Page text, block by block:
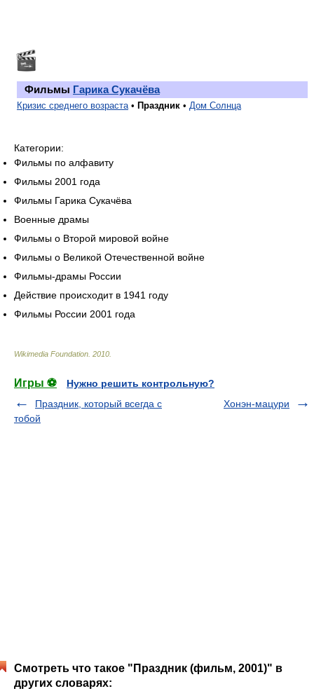
Фильмы Гарика Сукачёва
Кризис среднего возраста• Праздник • Дом Солнца
Категории:
Фильмы по алфавиту
Фильмы 2001 года
Фильмы Гарика Сукачёва
Военные драмы
Фильмы о Второй мировой войне
Фильмы о Великой Отечественной войне
Фильмы-драмы России
Действие происходит в 1941 году
Фильмы России 2001 года
Wikimedia Foundation 2010
Игры ⚽
Нужно решить контрольную?
Праздник, который всегда с
тобой
Хонэн-мацури
Смотреть что такое "Праздник (фильм, 2001)" в
других словарях: